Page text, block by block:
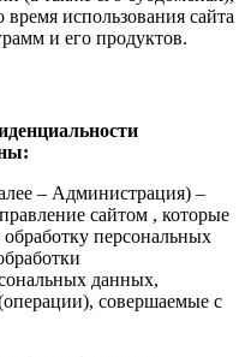
использования сайта
и его продуктов.
– Администрация) –
сайтом , которые
персональных
данных,
совершаемые с